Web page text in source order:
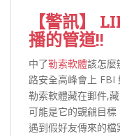
【警訊】
播的管道!!
中了勒索軟體該怎麼
路安全高峰會上 FBI
勒索軟體藏在郵件,
可能是它的覬覦目
遇到假好友傳來的